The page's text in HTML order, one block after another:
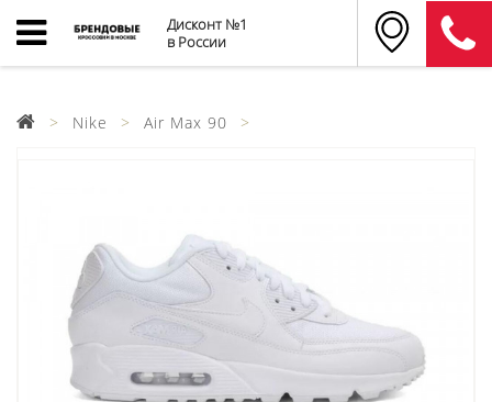
Дисконт №1
в России
Nike Air Max 90